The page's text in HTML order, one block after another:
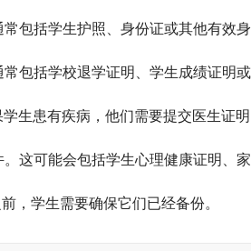
包括学生护照、身份证或其他有效身
包括学校退学证明、学生成绩证明或
生患有疾病，他们需要提交医生证
这可能会包括学生心理健康证明、
，学生需要确保它们已经备份。